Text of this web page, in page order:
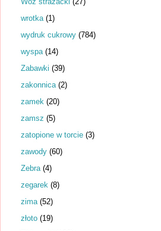
wrotka (1)
wydruk cukrowy (784)
wyspa (14)
Zabawki (39)
zakonnica (2)
zamek (20)
zamsz (5)
zatopione w torcie (3)
zawody (60)
Zebra (4)
zegarek (8)
zima (52)
złoto (19)